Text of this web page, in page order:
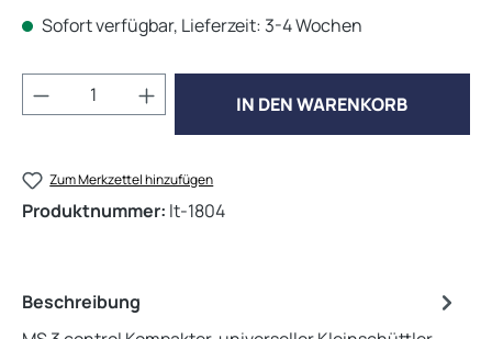
Sofort verfügbar, Lieferzeit: 3-4 Wochen
Produkt Anzahl: Gib den gewünschten
IN DEN WARENKORB
Zum Merkzettel hinzufügen
Produktnummer: lt-1804
Beschreibung